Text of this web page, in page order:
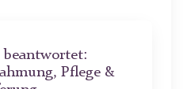
beantwortet:
Pflege &